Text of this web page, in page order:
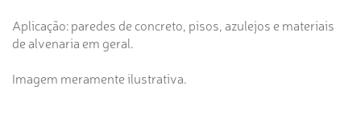
Aplicação: paredes de concreto, pisos, azulejos e materiais
de alvenaria em geral.
Imagem meramente ilustrativa.